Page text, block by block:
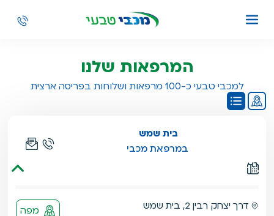
המרפאות שלנו
למכבי טבעי כ-100 מרפאות ושלוחות בפריסה ארצית
בית שמש
במרפאת מכבי
דרך יצחק רבין 2, בית שמש מפה
התוכן הבא מסוג מפה,
תוכן זה אינו תוכן נגיש,